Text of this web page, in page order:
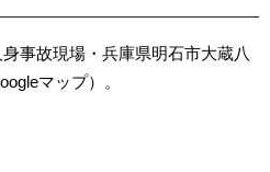
事故現場・兵庫県明石市大蔵八
マップ）。